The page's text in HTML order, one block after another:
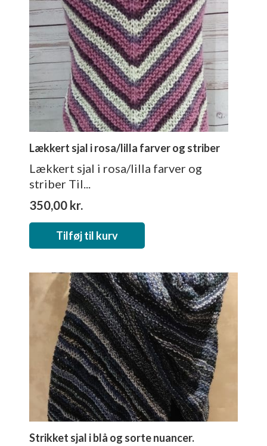
Lækkert sjal i rosa/lilla farver og striber
Lækkert sjal i rosa/lilla farver og
striber Til...
350,00 kr.
Tilføj til kurv
Strikket sjal i blå og sorte nuancer.